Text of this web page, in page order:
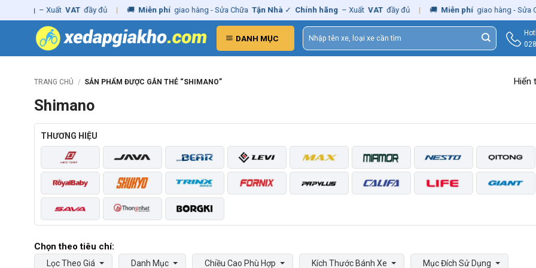
to
– Xuất VAT đầy đủ 🚚 Miễn phí giao hàng - Sửa Chữa Tận Nhà ✓ Chính hãng – Xuất VAT đầy đủ 🚚 Miễn phí giao hàng - Sửa
DANH MỤC
Tìm
kiếm:
TRANG CHỦ / SẢN PHẨM ĐƯỢC GẮN THẺ “SHIMANO” Hiển
Shimano
THƯƠNG HIỆU
Lọc Theo Giá Danh Mục Chiều Cao Phù Hợp Kích Thước Bánh Xe Mục Đích Sử Dụng